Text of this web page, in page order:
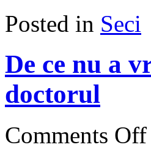
Posted in Seci
De ce nu a
doctorul
Comments Off